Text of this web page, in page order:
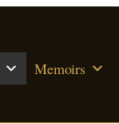
Memoirs